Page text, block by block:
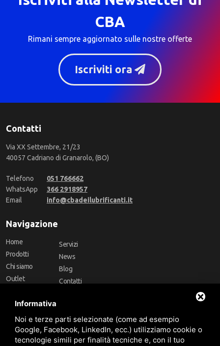
CBA
Rimani sempre aggiornato sulle nostre offerte
Iscriviti ora
Contatti
Via XX Settembre, 21/23
40057 Cadriano di Granarolo, (BO)
Telefono
051 766662
WhatsApp
366 2918957
Email
info@cbadeilubrificanti.it
Navigazione
Home
Prodotti
Chi siamo
Outlet
Marchi
Servizi
News
Blog
Contatti
Follow Us
Informativa
Noi e terze parti selezionate (come ad esempio
Google, Facebook, LinkedIn, ecc.) utilizziamo cookie o
tecnologie simili per finalità tecniche e, con il tuo